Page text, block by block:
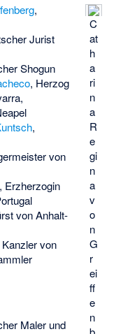
C
at
h
a
ri
n
a
R
e
gi
n
a
v
o
n
G
r
ei
ff
e
n
,
Jurist
Shogun
, Herzog
,
von
Erzherzogin
von Anhalt-
von
Maler und